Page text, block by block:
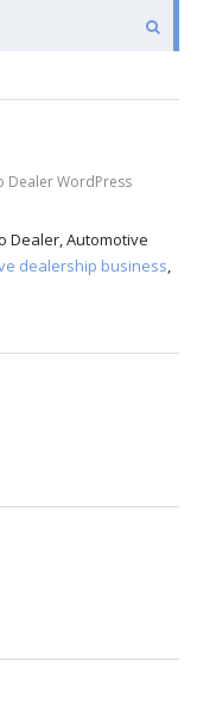
Dealer WordPress
Dealer, Automotive
dealership business,